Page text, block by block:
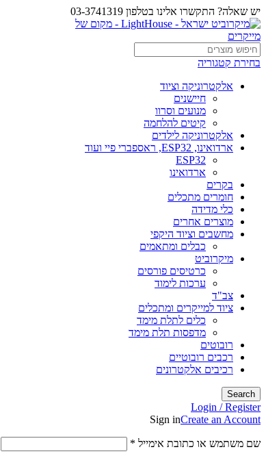
יש שאלה? התקשרו אלינו בטלפון 03-3741319
בחירת קטגוריה
אלקטרוניקה וציוד
חיישנים
מנועים וסרוו
קיטים להלחמה
אלקטרוניקה לילדים
ארדואינו, ESP32, ראספברי פיי ועוד
ESP32
ארדואינו
בקרים
חומרים מתכלים
כלי מדידה
מוצרים אחרים
מחשבים וציוד היקפי
כבלים ומתאמים
מיקרוביט
כרטיסים פורסים
ערכות לימוד
צב"ד
ציוד למייקרים ומתכלים
כלים לתלת מימד
מדפסות תלת מימד
רובוטים
רכבים רובוטיים
רכיבים אלקטרונים
Search
Login / Register
Sign inCreate an Account
שם משתמש או כתובת אימייל *